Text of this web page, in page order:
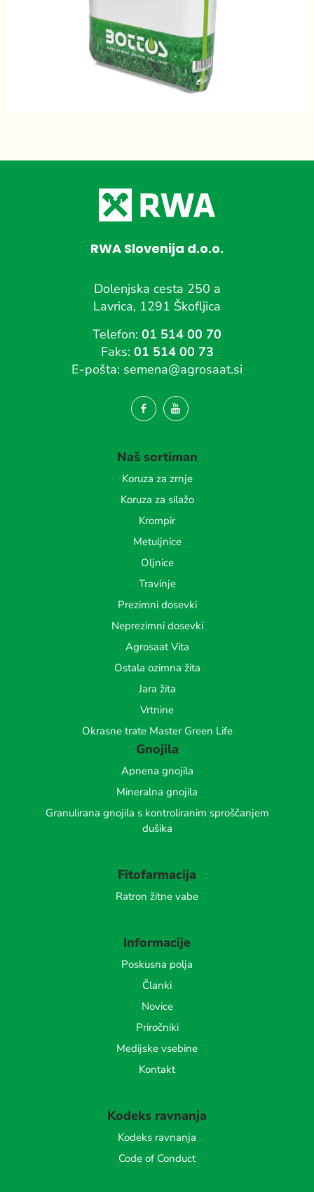
RWA Slovenija d.o.o.
Dolenjska cesta 250 a
Lavrica, 1291 Škofljica
Telefon: 01 514 00 70
Faks: 01 514 00 73
E-pošta: semena@agrosaat.si
Naš sortiman
Koruza za zrnje
Koruza za silažo
Krompir
Metuljnice
Oljnice
Travinje
Prezimni dosevki
Neprezimni dosevki
Agrosaat Vita
Ostala ozimna žita
Jara žita
Vrtnine
Okrasne trate Master Green Life
Gnojila
Apnena gnojila
Mineralna gnojila
Granulirana gnojila s kontroliranim sproščanjem
dušika
Fitofarmacija
Ratron žitne vabe
Informacije
Poskusna polja
Članki
Novice
Priročniki
Medijske vsebine
Kontakt
Kodeks ravnanja
Kodeks ravnanja
Code of Conduct